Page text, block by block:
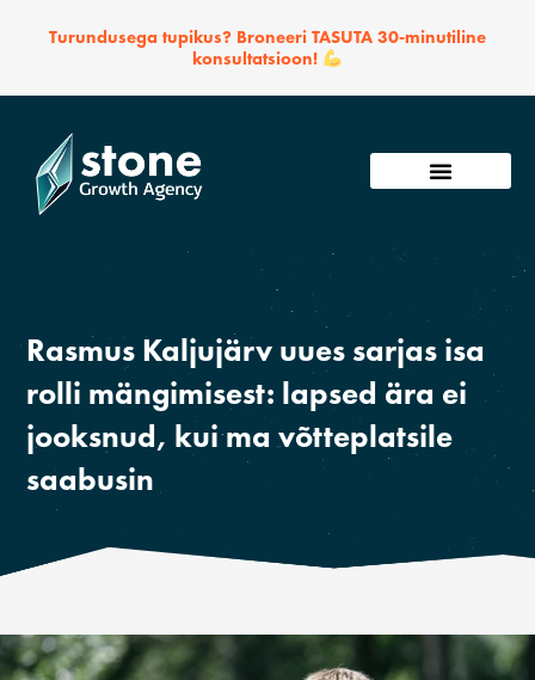
Turundusega tupikus? Broneeri TASUTA 30-minutiline
konsultatsioon!
Rasmus Kaljujärv uues sarjas isa
rolli mängimisest: lapsed ära ei
jooksnud, kui ma võtteplatsile
saabusin